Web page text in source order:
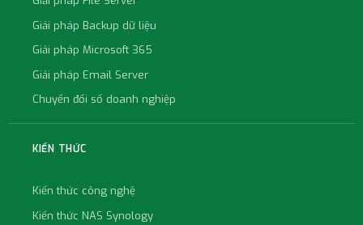
Giải pháp Backup dữ liệu
Giải pháp Microsoft 365
Giải pháp Email Server
Chuyển đổi số doanh nghiệp
KIẾN THỨC
Kiến thức công nghệ
Kiến thức NAS Synology